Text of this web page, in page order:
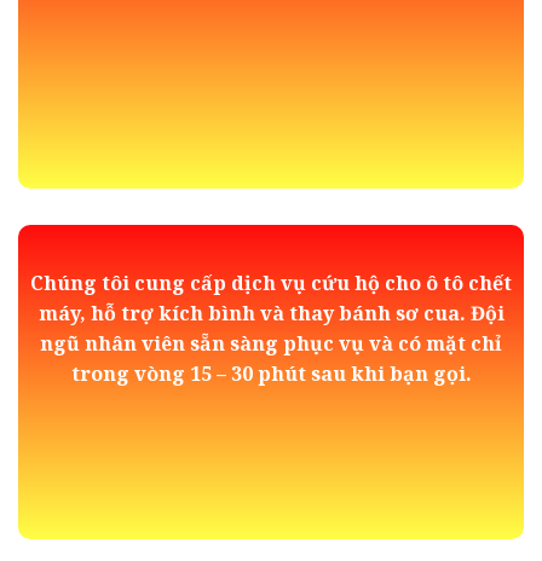
Chúng tôi cung cấp dịch vụ cứu hộ cho ô tô chết
máy, hỗ trợ kích bình và thay bánh sơ cua. Đội
ngũ nhân viên sẵn sàng phục vụ và có mặt chỉ
trong vòng 15 – 30 phút sau khi bạn gọi.